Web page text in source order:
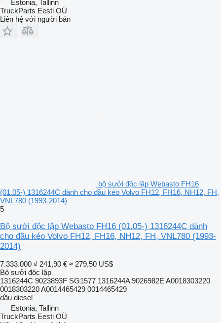
Estonia, Tallinn
TruckParts Eesti OÜ
Liên hệ với người bán
bộ sưởi độc lập Webasto FH16
(01.05-) 1316244C dành cho đầu kéo Volvo FH12, FH16, NH12, FH,
VNL780 (1993-2014)
5
Bộ sưởi độc lập Webasto FH16 (01.05-) 1316244C dành
cho đầu kéo Volvo FH12, FH16, NH12, FH, VNL780 (1993-
2014)
7.333.000 ₫ 241,90 € ≈ 279,50 US$
Bộ sưởi độc lập
1316244C 9023893F SG1577 1316244A 9026982E A0018303220
0018303220 A0014465429 0014465429
dầu diesel
Estonia, Tallinn
TruckParts Eesti OÜ